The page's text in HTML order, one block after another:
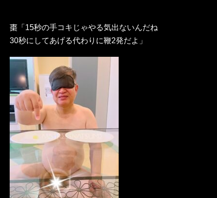
棗「15秒の手コキじゃやる気出ないんだね
30秒にしてあげる代わりに鞭2発だよ」